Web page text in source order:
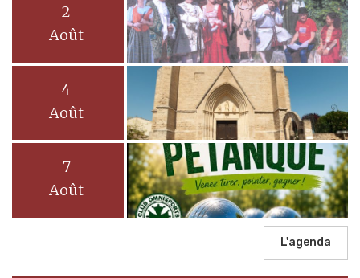
2
Août
4
Août
7
Août
L'agenda